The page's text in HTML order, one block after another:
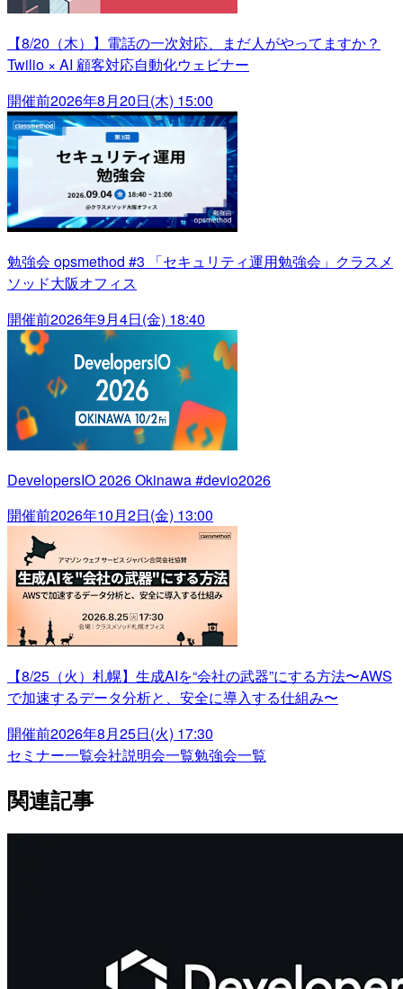
【8/20（木）】電話の一次対応、まだ人がやってますか？
Twilio × AI 顧客対応自動化ウェビナー
開催前2026年8月20日(木) 15:00
勉強会 opsmethod #3 「セキュリティ運用勉強会」クラスメ
ソッド大阪オフィス
開催前2026年9月4日(金) 18:40
DevelopersIO 2026 Okinawa #devio2026
開催前2026年10月2日(金) 13:00
【8/25（火）札幌】生成AIを“会社の武器”にする方法〜AWS
で加速するデータ分析と、安全に導入する仕組み〜
開催前2026年8月25日(火) 17:30
セミナー一覧会社説明会一覧勉強会一覧
関連記事